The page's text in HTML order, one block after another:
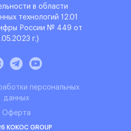
в области
технологий 12.01
России № 449 от
г.)
персональных
данных
Оферта
KOKOC GROUP